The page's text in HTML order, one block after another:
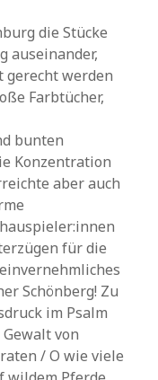
die Stücke
auseinander,
gerecht werden
Farbtücher,
bunten
Konzentration
aber auch
für die
Schönberg! Zu
im Psalm
von
/ O wie viele